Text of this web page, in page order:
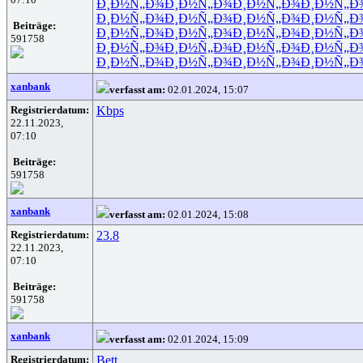
Beiträge:
591758
Ð¸Ð½Ñ„Ð¾Ð¸Ð½Ñ„Ð¾Ð¸Ð½Ñ„Ð¾
Ð¸Ð½Ñ„Ð¾Ð¸Ð½Ñ„Ð¾Ð¸Ð½Ñ„Ð¾
Ð¸Ð½Ñ„Ð¾Ð¸Ð½Ñ„Ð¾Ð¸Ð½Ñ„Ð¾
Ð¸Ð½Ñ„Ð¾Ð¸Ð½Ñ„Ð¾Ð¸Ð½Ñ„Ð¾
Ð¸Ð½Ñ„Ð¾Ð¸Ð½Ñ„Ð¾Ð¸Ð½Ñ„Ð¾
xanbank verfasst am: 02.01.2024, 15:07
Registrierdatum:
22.11.2023,
07:10
Beiträge:
591758
Kbps
xanbank verfasst am: 02.01.2024, 15:08
Registrierdatum:
22.11.2023,
07:10
Beiträge:
591758
23.8
xanbank verfasst am: 02.01.2024, 15:09
Registrierdatum:
Bett